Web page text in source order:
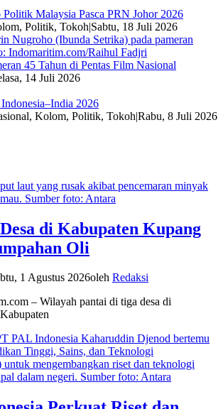
Politik Malaysia Pasca PRN Johor 2026
Politik, Tokoh|Sabtu, 18 Juli 2026
45 Tahun di Pentas Film Nasional
14 Juli 2026
2026
Kolom, Politik, Tokoh|Rabu, 8 Juli 2026
di Kabupaten Kupang
Oli
1 Agustus 2026oleh Redaksi
– Wilayah pantai di tiga desa di